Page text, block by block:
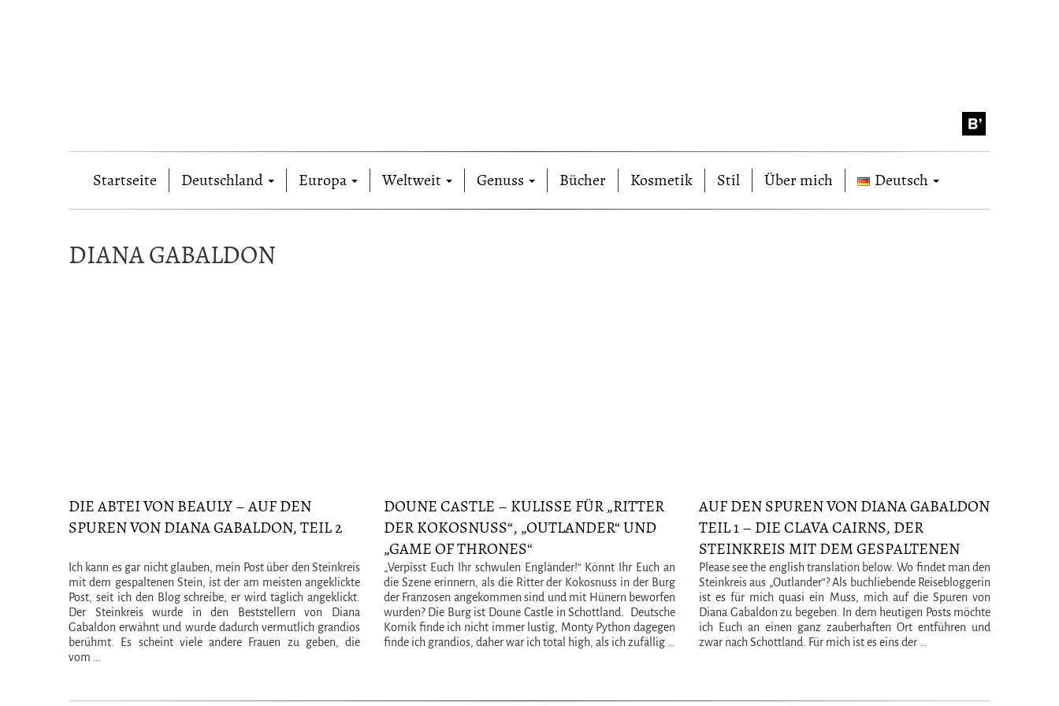
Startseite Deutschland Europa Weltweit Genuss Bücher Kosmetik Stil Über mich Deutsch
DIANA GABALDON
DIE ABTEI VON BEAULY – AUF DEN
SPUREN VON DIANA GABALDON, TEIL 2
Ich kann es gar nicht glauben, mein Post über den Steinkreis
mit dem gespaltenen Stein, ist der am meisten angeklickte
Post, seit ich den Blog schreibe, er wird täglich angeklickt.
Der Steinkreis wurde in den Beststellern von Diana
Gabaldon erwähnt und wurde dadurch vermutlich grandios
berühmt. Es scheint viele andere Frauen zu geben, die
vom …
DOUNE CASTLE – KULISSE FÜR „RITTER
DER KOKOSNUSS“, „OUTLANDER“ UND
„GAME OF THRONES“
„Verpisst Euch Ihr schwulen Engländer!“ Könnt Ihr Euch an
die Szene erinnern, als die Ritter der Kokosnuss in der Burg
der Franzosen angekommen sind und mit Hünern beworfen
wurden? Die Burg ist Doune Castle in Schottland. Deutsche
Komik finde ich nicht immer lustig, Monty Python dagegen
finde ich grandios, daher war ich total high, als ich zufällig …
AUF DEN SPUREN VON DIANA GABALDON
TEIL 1 – DIE CLAVA CAIRNS, DER
STEINKREIS MIT DEM GESPALTENEN
STEIN (STONE CIRCLE FROM
OUTLANDER)
Please see the english translation below. Wo findet man den
Steinkreis aus „Outlander“? Als buchliebende Reisebloggerin
ist es für mich quasi ein Muss, mich auf die Spuren von
Diana Gabaldon zu begeben. In dem heutigen Posts möchte
ich Euch an einen ganz zauberhaften Ort entführen und
zwar nach Schottland. Für mich ist es eins der …